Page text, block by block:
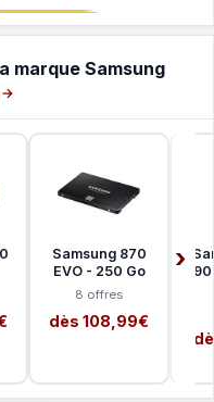
marque Samsung
→
Samsung 870
EVO - 250 Go
8 offres
dès 108,99€